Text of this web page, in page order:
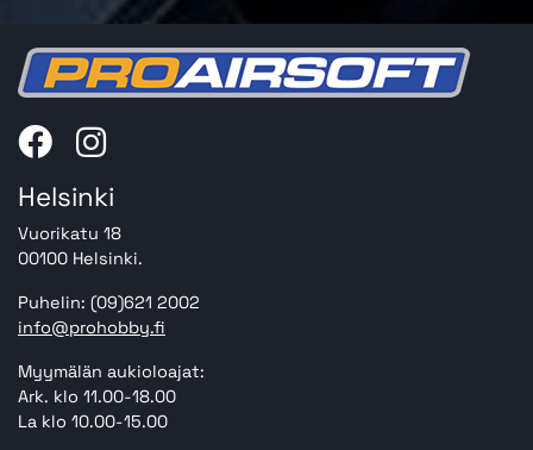
Helsinki
Vuorikatu 18
00100 Helsinki.
Puhelin: (09)621 2002
info@prohobby.fi
Myymälän aukioloajat:
Ark. klo 11.00-18.00
La klo 10.00-15.00